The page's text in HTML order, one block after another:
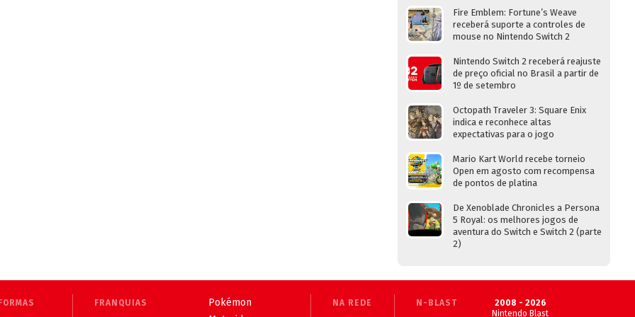
Fire Emblem: Fortune’s Weave
receberá suporte a controles de
mouse no Nintendo Switch 2
Nintendo Switch 2 receberá reajuste
de preço oficial no Brasil a partir de
1º de setembro
Octopath Traveler 3: Square Enix
indica e reconhece altas
expectativas para o jogo
Mario Kart World recebe torneio
Open em agosto com recompensa
de pontos de platina
De Xenoblade Chronicles a Persona
5 Royal: os melhores jogos de
aventura do Switch e Switch 2 (parte
2)
FRANQUIAS
Pokémon
NA REDE N-BLAST
2008 - 2026
Nintendo Blast